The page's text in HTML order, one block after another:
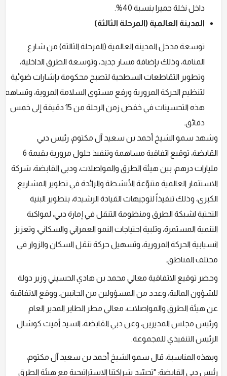
داخل نخلة جميرا بنسبة 40%.
المدينة العالمية (المرحلة الثالثة)
توسعة مدخل المدينة العالمية (المرحلة الثالثة) من شارع
المنامة، وذلك بإضافة مسار جديد، وتوسعة الطرق الداخلية،
وتطوير التقاطعات السطحية لتصبح محكومة بإشارات ضوئية
لتنظيم الحركة المرورية ورفع مستوى السلامة المروية، وتساهم
هذه التحسينات في خفض زمن الرحلة من 15 دقيقة إلى خمس
دقائق.
وشهد سمو الشيخ أحمد بن سعيد آل مكتوم، رئيس دبي
القابضة، توقيع اتفاقية مساهمة وتنفيذ حلول مرورية بقيمة 6
مليارات درهم، بين هيئة الطرق والمواصلات، ودبي القابضة، شركة
الاستثمار العالمية متنوّعة الأنشطة والرائدة في تطوير المشاريع
الكبرى، وذلك تنفيذاً لتوجيهات القيادة الرشيدة، بتطوير البنية
التحتية لشبكة الطرق ومنظومة التنقل في إمارة دبي، لمواكبة
التنمية المستمرة، وتلبية احتياجات النمو العمراني والسكاني، وتعزيز
انسيابية الحركة المرورية، وتسهيل حركة تنقل السكان والزوار في
مختلف المناطق.
وحضر توقيع الاتفاقية معالي محمد بن هادي الحسيني وزير دولة
للشؤون المالية، وعدد من المسؤولين من الجانبين. ووقع الاتفاقية
عن هيئة الطرق والمواصلات، معالي مطر الطاير المدير العام
ورئيس مجلس المديرين، وعن دبي القابضة، السيد أميت كوشال
الرئيس التنفيذي للمجموعة.
وبهذه المناسبة، قال سمو الشيخ أحمد بن سعيد آل مكتوم،
رئيس دبي القابضة: "تجسّد شراكتنا الاستراتيجية مع هيئة الطرق